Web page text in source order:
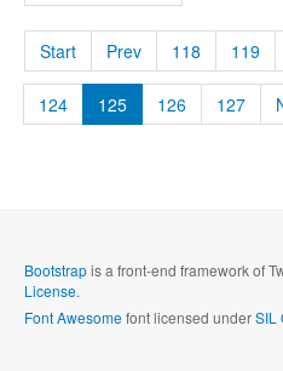
Start Prev 118 119
124 125 126 127
Bootstrapis a front-end framework of
License.
Font Awesomefont licensed underSIL